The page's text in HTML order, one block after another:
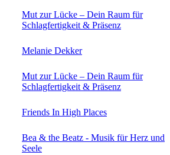
Mut zur Lücke – Dein Raum für
Schlagfertigkeit & Präsenz
Melanie Dekker
Mut zur Lücke – Dein Raum für
Schlagfertigkeit & Präsenz
Friends In High Places
Bea & the Beatz - Musik für Herz und
Seele